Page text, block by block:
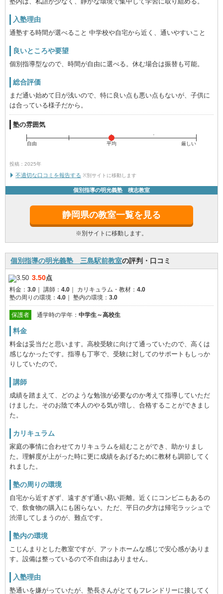
入塾理由
通塾する時間が選べること 中学校や自宅から近く、通いやすいこと
良いところや要望
個別指導型なので、時間が自由に選べる。休む場合は振替も可能。
総合評価
まだ通い始めて日が浅いので、特に良い点も悪い点もないが、子供に
は合っている様子だから。
塾の雰囲気
自由 平均 厳しい
投稿：2025年
不適切な口コミを報告する ※別サイトに移動します
個別指導の明光義塾 積志教室
静岡県の教室一覧を見る
※別サイトに移動します。
個別指導の明光義塾 三島駅前教室の評判・口コミ
3.50点
料金： 3.0 講師： 4.0 カリキュラム・教材： 4.0
塾の周りの環境： 4.0 塾内の環境： 3.0
保護者 通学時の学年： 中学生～高校生
料金
料金は妥当だと思います。高校受験に向けて通っていたので、高くは
感じなかったです。指導も丁寧で、受験に対してのサポートもしっか
りしていたので。
講師
成績を踏まえて、どのような勉強が必要なのか考えて指導していただ
けました。そのお陰で本人のやる気が増し、合格することができまし
た。
カリキュラム
家庭の事情に合わせてカリキュラムを組むことができ、助かりまし
た。理解度が上がった時に更に成績をあげるために教材も調節してく
れました。
塾の周りの環境
自宅から近すぎず、遠すぎず通い易い距離。近くにコンビニもあるの
で、飲食物の購入にも困らない。ただ、平日の夕方は帰宅ラッシュで
渋滞してしまうのが、難点です。
塾内の環境
こじんまりとした教室ですが、アットホームな感じで安心感がありま
す。設備は整っているので不自由はありません。
入塾理由
塾通いを嫌がっていたが、塾長さんがとてもフレンドリーに接してく